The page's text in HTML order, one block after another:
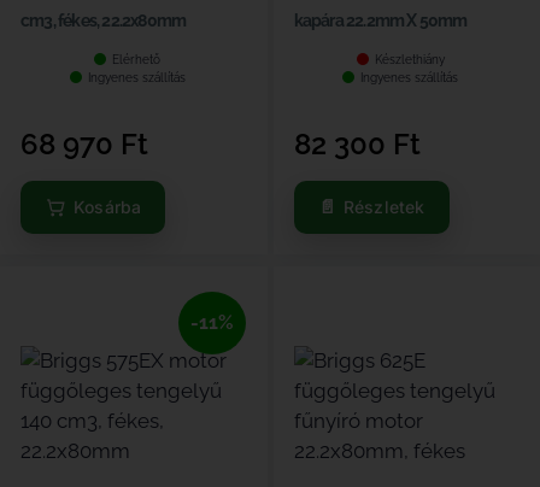
cm3, fékes, 22.2x80mm
Elérhető
Ingyenes szállítás
68 970 Ft
Kosárba
kapára 22.2mm X 50mm
Készlethiány
Ingyenes szállítás
82 300 Ft
Részletek
-11%